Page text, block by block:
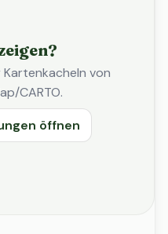
von
CARTO.
öffnen